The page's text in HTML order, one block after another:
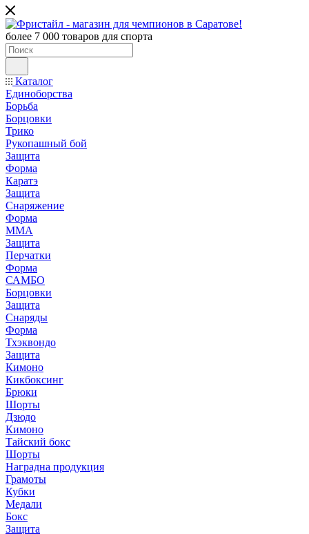
более 7 000 товаров для спорта
Каталог
Единоборства
Борьба
Борцовки
Трико
Рукопашный бой
Защита
Форма
Каратэ
Защита
Снаряжение
Форма
ММА
Защита
Перчатки
Форма
САМБО
Борцовки
Защита
Снаряды
Форма
Тхэквондо
Защита
Кимоно
Кикбоксинг
Брюки
Шорты
Дзюдо
Кимоно
Тайский бокс
Шорты
Наградна продукция
Грамоты
Кубки
Медали
Бокс
Защита